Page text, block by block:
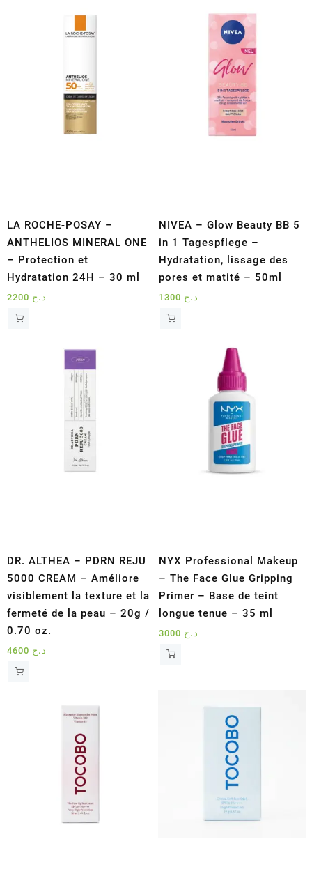
LA ROCHE-POSAY –
ANTHELIOS MINERAL ONE
– Protection et
Hydratation 24H – 30 ml
د.ج
NIVEA – Glow Beauty BB 5
in 1 Tagespflege –
Hydratation, lissage des
pores et matité – 50ml
د.ج
DR. ALTHEA – PDRN REJU
5000 CREAM – Améliore
visiblement la texture et la
fermeté de la peau – 20g /
0.70 oz.
د.ج
NYX Professional Makeup
– The Face Glue Gripping
Primer – Base de teint
longue tenue – 35 ml
د.ج